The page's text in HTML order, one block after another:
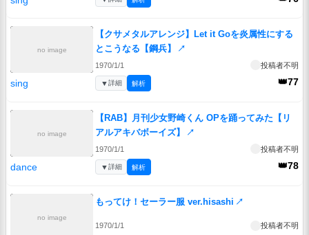
no image
【クサメタルアレンジ】Let it Goを炎属性にする
とこうなる【鋼兵】
↗
1970/1/1 投稿者不明
sing 👑77
▼詳細 解析
no image
【RAB】月刊少女野崎くん OPを踊ってみた【リ
アルアキバボーイズ】
↗
1970/1/1 投稿者不明
dance 👑78
▼詳細 解析
no image
もってけ！セーラー服 ver.hisashi ↗
1970/1/1 投稿者不明